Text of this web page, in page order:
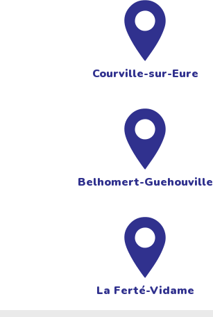
Courville-sur-Eure
Belhomert-Guehouville
La Ferté-Vidame